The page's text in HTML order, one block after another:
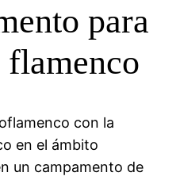
para
con la
en el ámbito
un campamento de